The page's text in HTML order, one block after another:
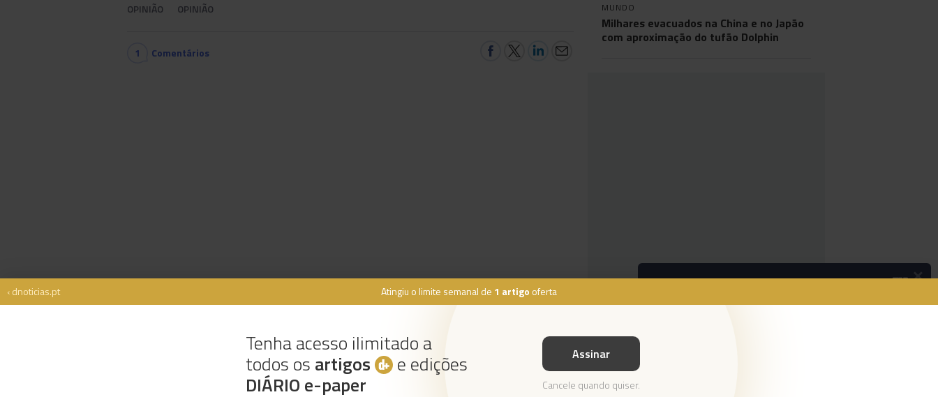
Atingiu o limite semanal de 1 artigo oferta
Tenha acesso ilimitado a
todos os artigos e edições
DIÁRIO e-paper
Assinar
Cancele quando quiser.
‹ dnoticias.pt
OPINIÃO OPINIÃO
1 Comentários
MUNDO
Milhares evacuados na China e no Japão
com aproximação do tufão Dolphin
Rua Dr. Fernão de Ornelas, 56 - 3º
Instale a nossa App
×